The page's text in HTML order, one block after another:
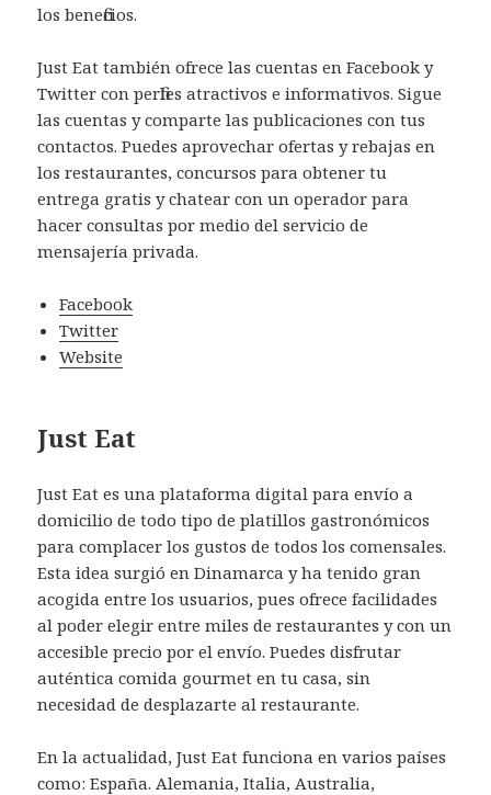
los beneficios.
Just Eat también ofrece las cuentas en Facebook y
Twitter con perfiles atractivos e informativos. Sigue
las cuentas y comparte las publicaciones con tus
contactos. Puedes aprovechar ofertas y rebajas en
los restaurantes, concursos para obtener tu
entrega gratis y chatear con un operador para
hacer consultas por medio del servicio de
mensajería privada.
Facebook
Twitter
Website
Just Eat
Just Eat es una plataforma digital para envío a
domicilio de todo tipo de platillos gastronómicos
para complacer los gustos de todos los comensales.
Esta idea surgió en Dinamarca y ha tenido gran
acogida entre los usuarios, pues ofrece facilidades
al poder elegir entre miles de restaurantes y con un
accesible precio por el envío. Puedes disfrutar
auténtica comida gourmet en tu casa, sin
necesidad de desplazarte al restaurante.
En la actualidad, Just Eat funciona en varios países
como: España. Alemania, Italia, Australia,